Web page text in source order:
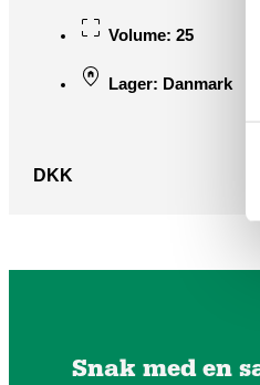
Volume: 25
Lager: Danmark
DKK
Snak med en